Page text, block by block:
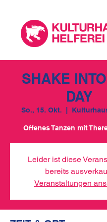
SHAKE
DAY
So., 15. Okt.
Offenes Tanzen mit
Leider ist diese
bereits
Veranstaltungen